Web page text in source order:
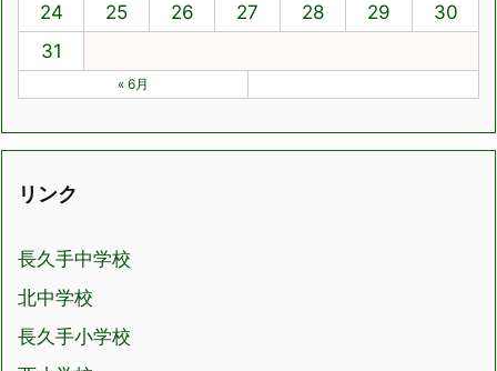
24
25 26 27 28 29
30
31
« 6月
リンク
長久手中学校
北中学校
長久手小学校